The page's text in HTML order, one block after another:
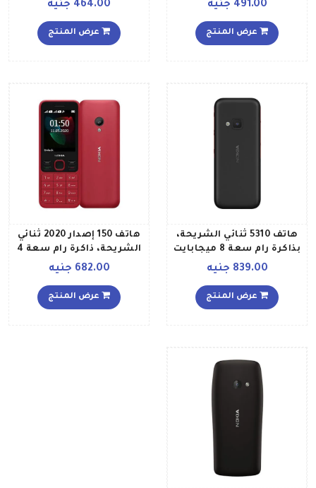
491.00 جنيه
عرض المنتج
464.00 جنيه
عرض المنتج
هاتف 5310 ثنائي الشريحة،
بذاكرة رام سعة 8 ميجابايت
لون أسود أحمر
839.00 جنيه
عرض المنتج
هاتف 150 إصدار 2020 ثنائي
الشريحة، ذاكرة رام سعة 4
682.00 جنيه
عرض المنتج